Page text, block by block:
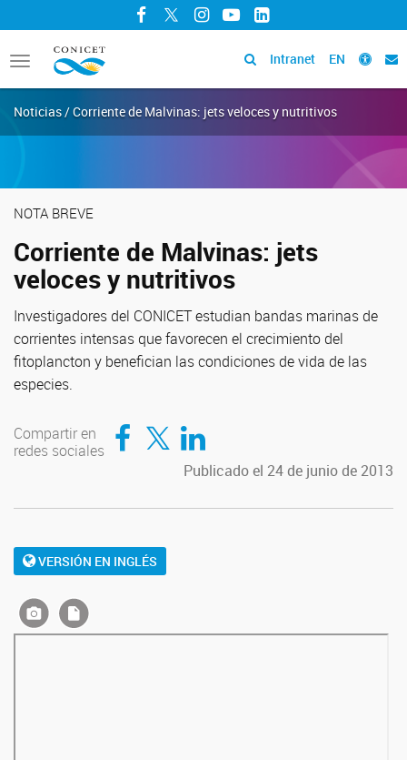
Facebook
TwitterInstagram
YouTubeLinkedIn
Toggle
navigation
Intranet EN
Noticias / Corriente de Malvinas: jets veloces y nutritivos
NOTA BREVE
Corriente de Malvinas: jets
veloces y nutritivos
Investigadores del CONICET estudian bandas marinas de
corrientes intensas que favorecen el crecimiento del
fitoplancton y benefician las condiciones de vida de las
especies.
Compartir en
redes sociales
Compartir en Facebook
Compartir en TwitterCompartir en LinkedIn
Publicado el 24 de junio de 2013
VERSIÓN EN INGLÉS